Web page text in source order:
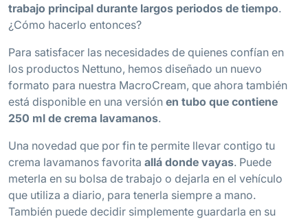
trabajo principal durante largos periodos de tiempo.
¿Cómo hacerlo entonces?
Para satisfacer las necesidades de quienes confían en
los productos Nettuno, hemos diseñado un nuevo
formato para nuestra MacroCream, que ahora también
está disponible en una versión en tubo que contiene
250 ml de crema lavamanos.
Una novedad que por fin te permite llevar contigo tu
crema lavamanos favorita allá donde vayas. Puede
meterla en su bolsa de trabajo o dejarla en el vehículo
que utiliza a diario, para tenerla siempre a mano.
También puede decidir simplemente guardarla en su